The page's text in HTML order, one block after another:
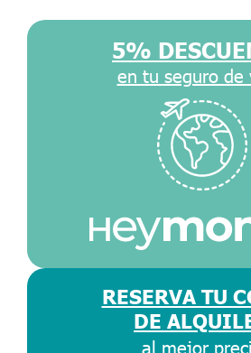
5%
en tu seguro de
RESERVA TU
DE
al mejor